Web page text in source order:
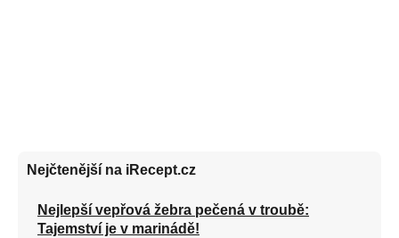
Nejčtenější na iRecept.cz
Nejlepší vepřová žebra pečená v troubě:
Tajemství je v marinádě!